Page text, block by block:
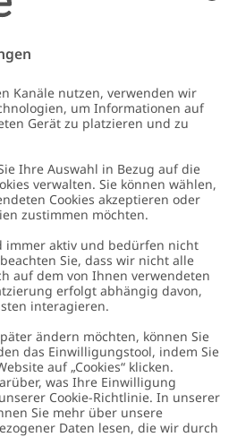
Gilt nicht für limitierte Artikel. Bitte
Lies unsere
Schicken
Standort ändern